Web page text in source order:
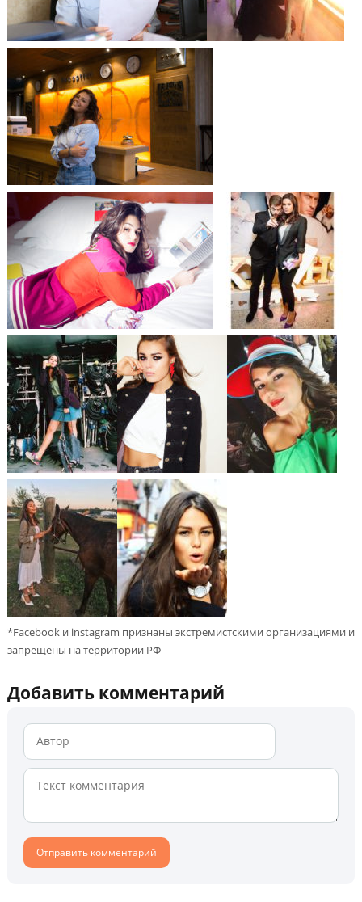
*Facebook и instagram признаны экстремистскими организациями и
запрещены на территории РФ
Добавить комментарий